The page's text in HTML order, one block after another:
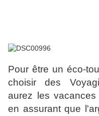
Pour être un éco-
choisir des
aurez les
en assurant que